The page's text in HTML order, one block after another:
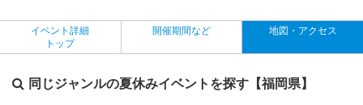
イベント詳細
トップ
開催期間など 地図・アクセス
同じジャンルの夏休みイベントを探す【福岡県】